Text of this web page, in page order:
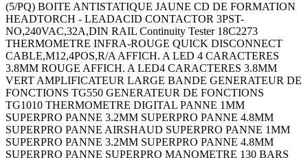
(5/PQ) BOITE ANTISTATIQUE JAUNE CD DE FORMATION
HEADTORCH - LEADACID CONTACTOR 3PST-
NO,240VAC,32A,DIN RAIL Continuity Tester 18C2273
THERMOMETRE INFRA-ROUGE QUICK DISCONNECT
CABLE,M12,4POS,R/A AFFICH. A LED 4 CARACTERES
3.8MM ROUGE AFFICH. A LED4 CARACTERES 3.8MM
VERT AMPLIFICATEUR LARGE BANDE GENERATEUR DE
FONCTIONS TG550 GENERATEUR DE FONCTIONS
TG1010 THERMOMETRE DIGITAL PANNE 1MM
SUPERPRO PANNE 3.2MM SUPERPRO PANNE 4.8MM
SUPERPRO PANNE AIRSHAUD SUPERPRO PANNE 1MM
SUPERPRO PANNE 3.2MM SUPERPRO PANNE 4.8MM
SUPERPRO PANNE SUPERPRO MANOMETRE 130 BARS